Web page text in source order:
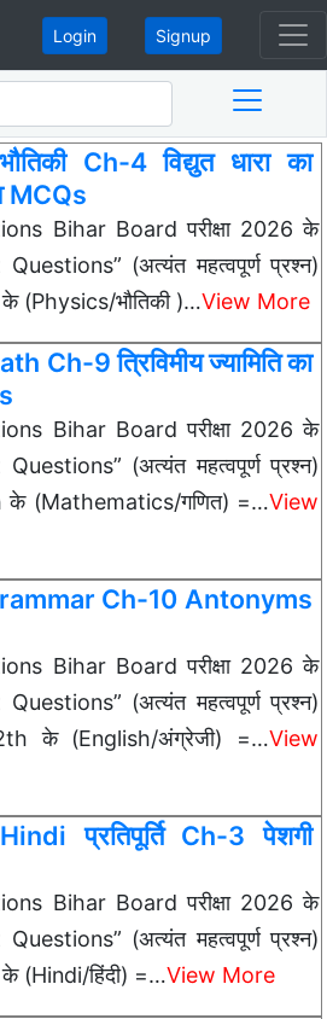
Login Signup
Ch-4 विद्युत धारा का
MCQs
Bihar Board परीक्षा 2026 के
(अत्यंत महत्वपूर्ण प्रश्न)
(Physics/भौतिकी )…View More
Ch-9 त्रिविमीय ज्यामिति का
Bihar Board परीक्षा 2026 के
(अत्यंत महत्वपूर्ण प्रश्न)
के (Mathematics/गणित) =…View
Ch-10 Antonyms
Bihar Board परीक्षा 2026 के
(अत्यंत महत्वपूर्ण प्रश्न)
के (English/अंग्रेजी) =…View
प्रतिपूर्ति Ch-3 पेशगी
Bihar Board परीक्षा 2026 के
(अत्यंत महत्वपूर्ण प्रश्न)
(Hindi/हिंदी) =…View More